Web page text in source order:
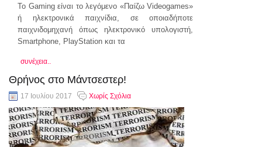
Το Gaming είναι το λεγόμενο «Παίζω Videogames»
ή ηλεκτρονικά παιχνίδια, σε οποιαδήποτε
παιχνιδομηχανή όπως ηλεκτρονικό υπολογιστή,
Smartphone, PlayStation και τα
συνέχεια..
Θρήνος στο Μάντσεστερ!
17 Ιουλίου 2017 Χωρίς Σχόλια